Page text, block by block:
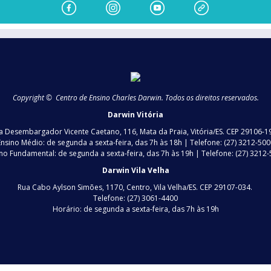
Copyright © Centro de Ensino Charles Darwin. Todos os direitos reservados.
Darwin Vitória
Desembargador Vicente Caetano, 116, Mata da Praia, Vitória/ES. CEP 29106-
Médio: de segunda a sexta-feira, das 7h às 18h | Telefone: (27) 3212-
Fundamental: de segunda a sexta-feira, das 7h às 19h | Telefone: (27) 3212-
Darwin Vila Velha
Rua Cabo Aylson Simões, 1170, Centro, Vila Velha/ES. CEP 29107-034.
Telefone: (27) 3061-4400
Horário: de segunda a sexta-feira, das 7h às 19h